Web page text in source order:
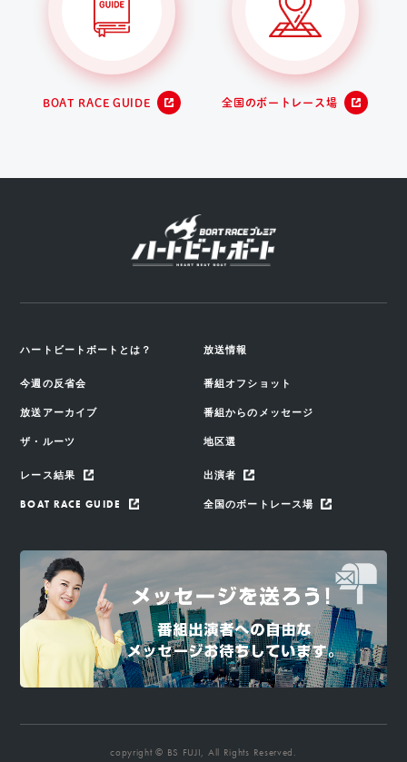
BOAT RACE GUIDE 全国のボートレース場
ハートビートボートとは？ 放送情報
今週の反省会 番組オフショット
放送アーカイブ 番組からのメッセージ
ザ・ルーツ 地区選
レース結果 出演者
BOAT RACE GUIDE 全国のボートレース場
copyright © BS FUJI, All Rights Reserved.